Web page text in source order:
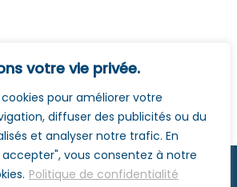
votre vie privée.
pour améliorer votre
diffuser des publicités ou du
et analyser notre trafic. En
vous consentez à notre
Politique de confidentialité